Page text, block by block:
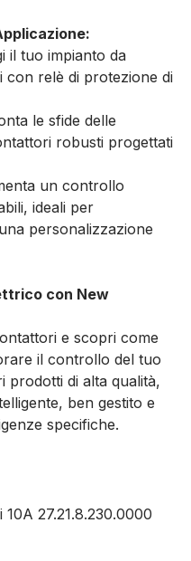
il tuo impianto da
relè di protezione di
le sfide delle
robusti progettati
un controllo
ideali per
personalizzazione
con New
e scopri come
il controllo del tuo
prodotti di alta qualità,
ben gestito e
specifiche.
10A 27.21.8.230.0000